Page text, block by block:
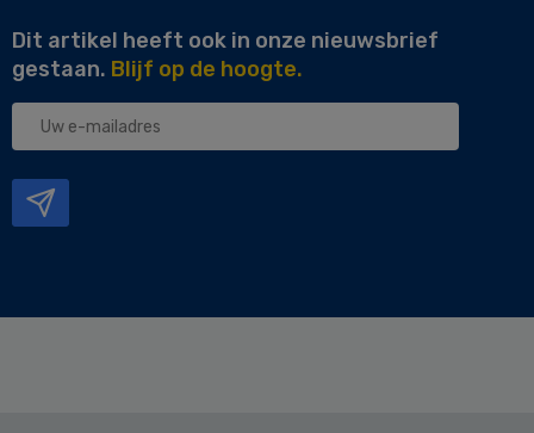
Dit artikel heeft ook in onze nieuwsbrief
gestaan. Blijf op de hoogte.
Uw